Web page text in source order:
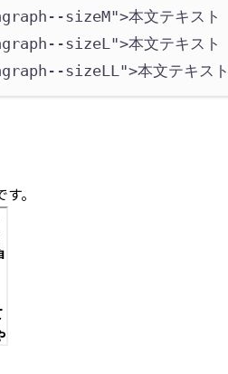
sizeM">本文テキスト
sizeL">本文テキスト
sizeLL">本文テキス
。